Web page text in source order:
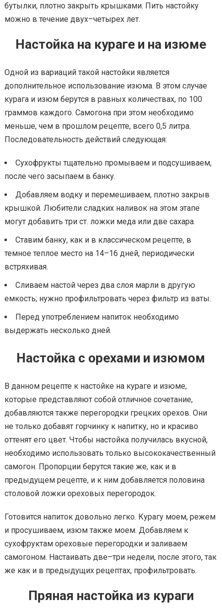
бутылки, плотно закрыть крышками. Пить настойку
можно в течение двух–четырех лет.
Настойка на кураге и на изюме
Одной из вариаций такой настойки является
дополнительное использование изюма. В этом случае
курага и изюм берутся в равных количествах, по 100
граммов каждого. Самогона при этом необходимо
меньше, чем в прошлом рецепте, всего 0,5 литра.
Последовательность действий следующая:
Сухофрукты тщательно промываем и подсушиваем,
после чего засыпаем в банку.
Добавляем водку и перемешиваем, плотно закрыв
крышкой. Любители сладких наливок на этом этапе
могут добавить три ст. ложки меда или две сахара.
Ставим банку, как и в классическом рецепте, в
темное теплое место на 14–16 дней, периодически
встряхивая.
Сливаем настой через два слоя марли в другую
емкость; нужно профильтровать через фильтр из ваты.
Перед употреблением напиток необходимо
выдержать несколько дней.
Настойка с орехами и изюмом
В данном рецепте к настойке на кураге и изюме,
которые представляют собой отличное сочетание,
добавляются также перегородки грецких орехов. Они
не только добавят горчинку к напитку, но и красиво
оттенят его цвет. Чтобы настойка получилась вкусной,
необходимо использовать только высококачественный
самогон. Пропорции берутся такие же, как и в
предыдущем рецепте, и к ним добавляется половина
столовой ложки ореховых перегородок.
Готовится напиток довольно легко. Курагу моем, режем
и просушиваем, изюм также моем. Добавляем к
сухофруктам ореховые перегородки и заливаем
самогоном. Настаивать две–три недели, после этого, так
же как и в предыдущих рецептах, профильтровать.
Пряная настойка из кураги